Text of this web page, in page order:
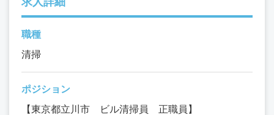
職種
清掃
ポジション
【東京都立川市 ビル清掃員 正職員】